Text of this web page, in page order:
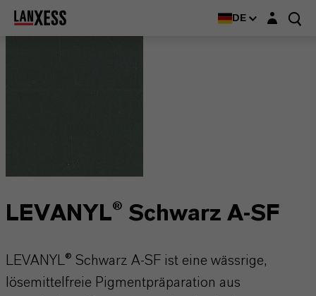
DE Login-Maske
LEVANYL® Schwarz A-SF
LEVANYL® Schwarz A-SF ist eine wässrige,
lösemittelfreie Pigmentpräparation aus